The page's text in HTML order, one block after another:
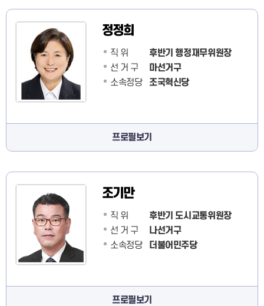
정정희
직 위
후반기 행정재무위원장
선 거 구
마선거구
소속정당
조국혁신당
프로필보기
조기만
직 위
후반기 도시교통위원장
선 거 구
나선거구
소속정당
더불어민주당
프로필보기